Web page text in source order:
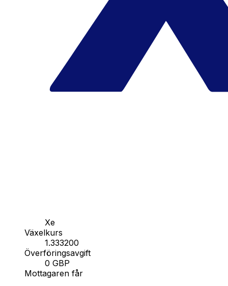
Xe
Växelkurs
1.333200
Överföringsavgift
0 GBP
Mottagaren får